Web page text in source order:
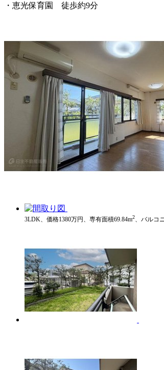
・恵光保育園 徒歩約9分
3LDK、価格1380万円、専有面積69.84m2 、バルコ